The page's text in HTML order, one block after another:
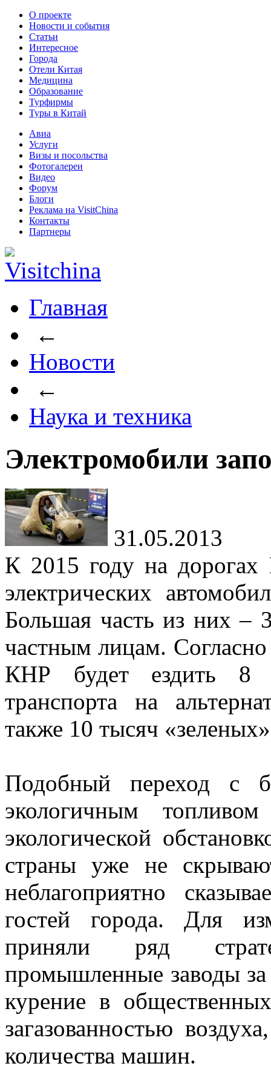
О проекте
Новости и события
Статьи
Интересное
Города
Отели Китая
Медицина
Образование
Турфирмы
Туры в Китай
Авиа
Услуги
Визы и посольства
Фотогалереи
Видео
Форум
Блоги
Реклама на VisitChina
Контакты
Партнеры
Главная
←
Новости
←
Наука и техника
Электромобили
31.05.2013
К 2015 году на дорогах
электрических
Большая часть из них –
частным лицам. Согласно
КНР будет ездить 8
транспорта на
также 10 тысяч
Подобный переход с
экологичным
экологической
страны уже не
неблагоприятно
гостей города. Для
приняли ряд
промышленные заводы за
курение в
загазованностью
количества машин.